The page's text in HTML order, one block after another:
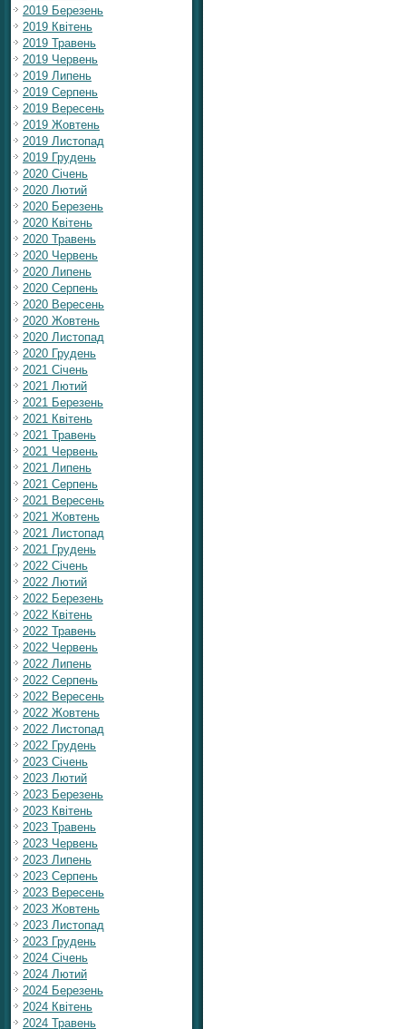
2019 Березень
2019 Квітень
2019 Травень
2019 Червень
2019 Липень
2019 Серпень
2019 Вересень
2019 Жовтень
2019 Листопад
2019 Грудень
2020 Січень
2020 Лютий
2020 Березень
2020 Квітень
2020 Травень
2020 Червень
2020 Липень
2020 Серпень
2020 Вересень
2020 Жовтень
2020 Листопад
2020 Грудень
2021 Січень
2021 Лютий
2021 Березень
2021 Квітень
2021 Травень
2021 Червень
2021 Липень
2021 Серпень
2021 Вересень
2021 Жовтень
2021 Листопад
2021 Грудень
2022 Січень
2022 Лютий
2022 Березень
2022 Квітень
2022 Травень
2022 Червень
2022 Липень
2022 Серпень
2022 Вересень
2022 Жовтень
2022 Листопад
2022 Грудень
2023 Січень
2023 Лютий
2023 Березень
2023 Квітень
2023 Травень
2023 Червень
2023 Липень
2023 Серпень
2023 Вересень
2023 Жовтень
2023 Листопад
2023 Грудень
2024 Січень
2024 Лютий
2024 Березень
2024 Квітень
2024 Травень